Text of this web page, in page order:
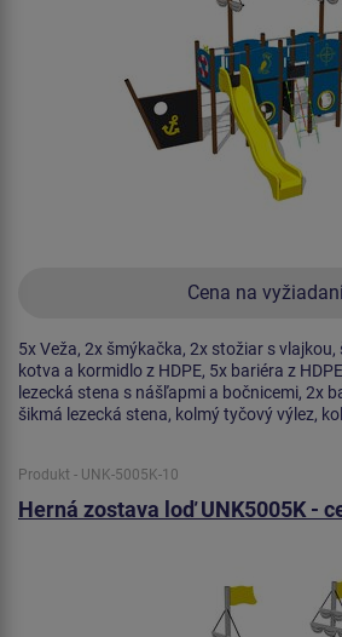
Cena na
5x Veža, 2x šmýkačka, 2x stožiar s vlajkou,
kotva a kormidlo z HDPE, 5x bariéra z
lezecká stena s nášľapmi a bočnicemi, 2x
šikmá lezecká stena, kolmý tyčový výlez,
Produkt - UNK-5005K-10
Herná zostava loď UNK5005K -